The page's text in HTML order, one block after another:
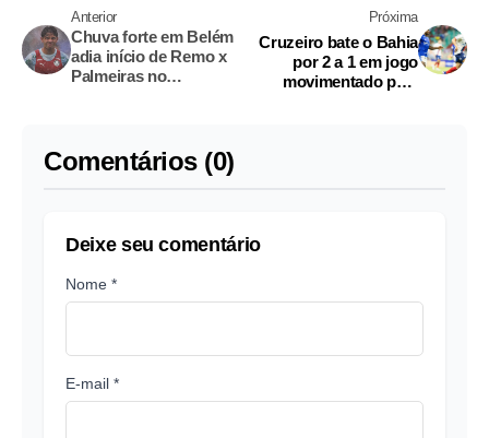
Anterior
Chuva forte em Belém
adia início de Remo x
Palmeiras no
Próxima
Cruzeiro bate o Bahia
por 2 a 1 em jogo
movimentado pelo
Comentários (0)
Deixe seu comentário
Nome *
E-mail *